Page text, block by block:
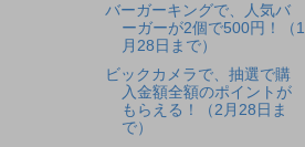
バーガーキングで、人気バ
ーガーが2個で500円！（1
月28日まで）
ビックカメラで、抽選で購
入金額全額のポイントが
もらえる！（2月28日ま
で）